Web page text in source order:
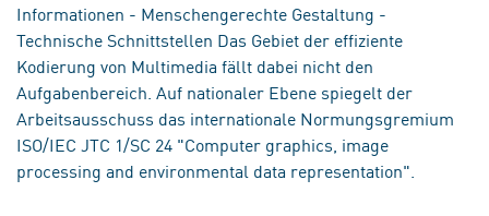
Informationen - Menschengerechte Gestaltung -
Technische Schnittstellen Das Gebiet der effiziente
Kodierung von Multimedia fällt dabei nicht den
Aufgabenbereich. Auf nationaler Ebene spiegelt der
Arbeitsausschuss das internationale Normungsgremium
ISO/IEC JTC 1/SC 24 "Computer graphics, image
processing and environmental data representation".